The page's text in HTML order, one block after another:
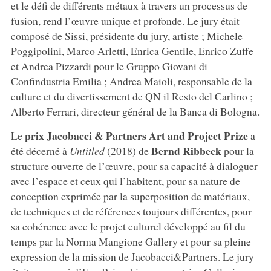
et le défi de différents métaux à travers un processus de
fusion, rend l’œuvre unique et profonde. Le jury était
composé de Sissi, présidente du jury, artiste ; Michele
Poggipolini, Marco Arletti, Enrica Gentile, Enrico Zuffe
et Andrea Pizzardi pour le Gruppo Giovani di
Confindustria Emilia ; Andrea Maioli, responsable de la
culture et du divertissement de QN il Resto del Carlino ;
Alberto Ferrari, directeur général de la Banca di Bologna.
Leprix Jacobacci & Partners Art and Project Prizea
été décerné à Untitled(2018) deBernd Ribbeckpour la
structure ouverte de l’œuvre, pour sa capacité à dialoguer
avec l’espace et ceux qui l’habitent, pour sa nature de
conception exprimée par la superposition de matériaux,
de techniques et de références toujours différentes, pour
sa cohérence avec le projet culturel développé au fil du
temps par la Norma Mangione Gallery et pour sa pleine
expression de la mission de Jacobacci&Partners. Le jury